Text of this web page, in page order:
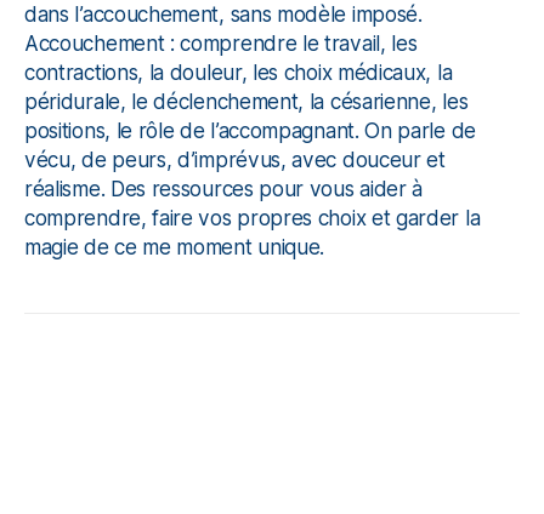
dans l’accouchement, sans modèle imposé.
Accouchement : comprendre le travail, les
contractions, la douleur, les choix médicaux, la
péridurale, le déclenchement, la césarienne, les
positions, le rôle de l’accompagnant. On parle de
vécu, de peurs, d’imprévus, avec douceur et
réalisme. Des ressources pour vous aider à
comprendre, faire vos propres choix et garder la
magie de ce me moment unique.